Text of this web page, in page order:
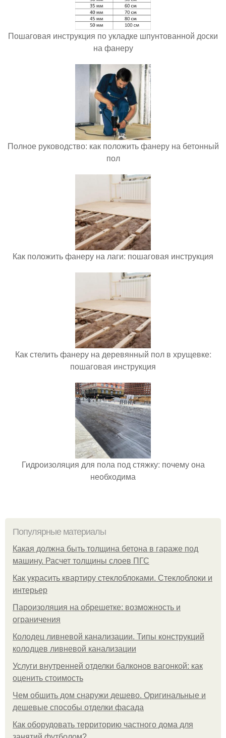
Пошаговая инструкция по укладке шпунтованной доски
на фанеру
Полное руководство: как положить фанеру на бетонный
пол
Как положить фанеру на лаги: пошаговая инструкция
Как стелить фанеру на деревянный пол в хрущевке:
пошаговая инструкция
Гидроизоляция для пола под стяжку: почему она
необходима
Популярные материалы
Какая должна быть толщина бетона в гараже под
машину. Расчет толщины слоев ПГС
Как украсить квартиру стеклоблоками. Стеклоблоки и
интерьер
Пароизоляция на обрешетке: возможность и
ограничения
Колодец ливневой канализации. Типы конструкций
колодцев ливневой канализации
Услуги внутренней отделки балконов вагонкой: как
оценить стоимость
Чем обшить дом снаружи дешево. Оригинальные и
дешевые способы отделки фасада
Как оборудовать территорию частного дома для